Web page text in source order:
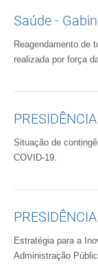
Saúde -
Reagendamento de
realizada por força
Situação de
COVID-19.
Estratégia para a
Administração